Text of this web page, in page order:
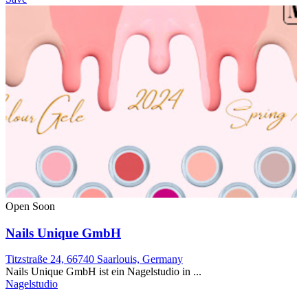
Open Soon
Nails Unique GmbH
Titzstraße 24, 66740 Saarlouis, Germany
Nails Unique GmbH ist ein Nagelstudio in ...
Nagelstudio